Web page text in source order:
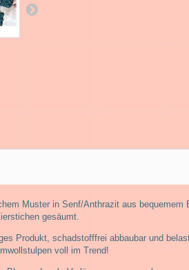
Muster in Senf/Anthrazit aus bequemem
gesäumt.
Produkt, schadstofffrei abbaubar und
voll im Trend!